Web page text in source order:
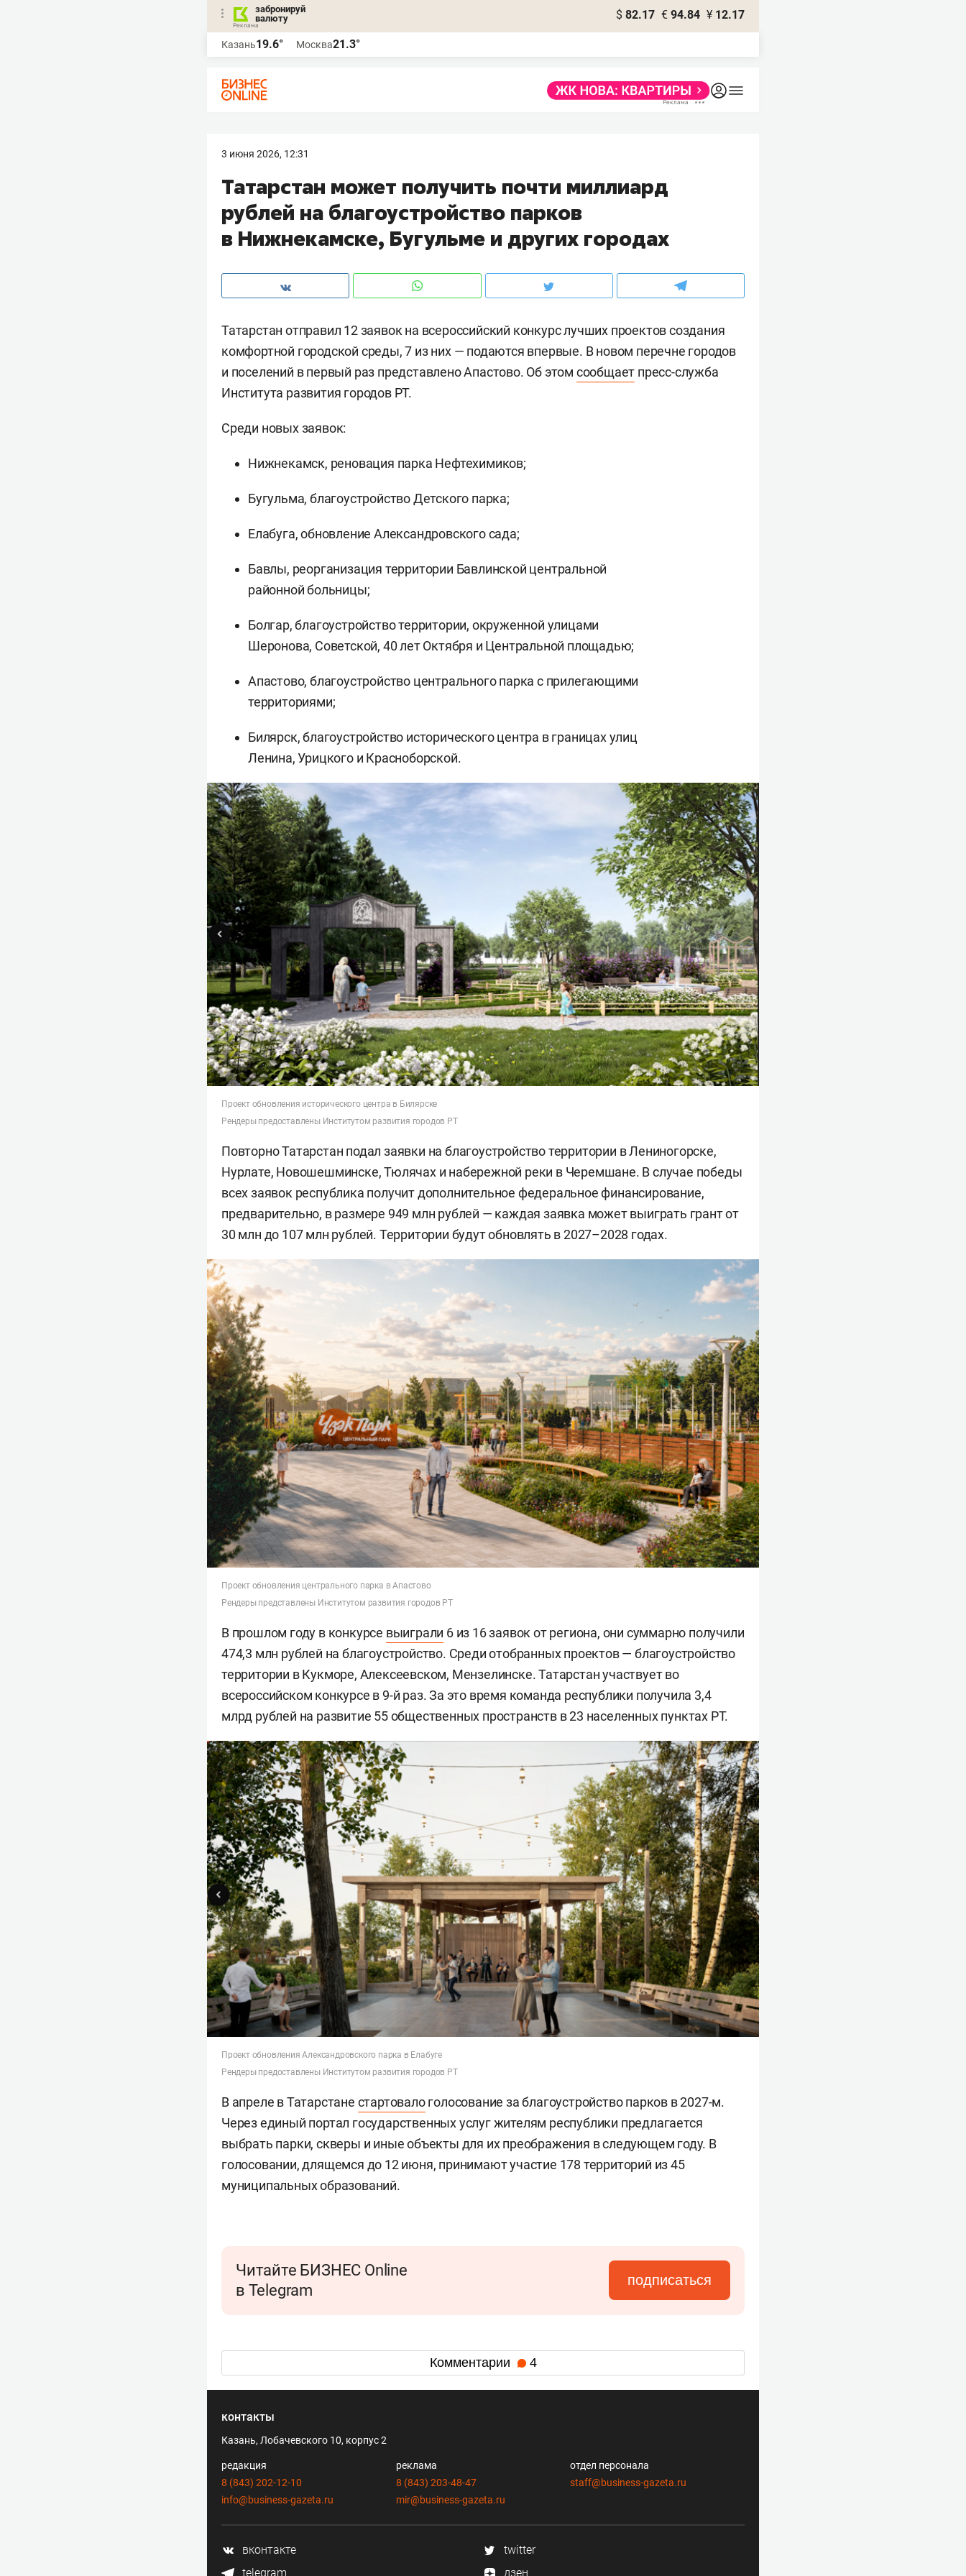
забронируй
валюту
$ 82.17 € 94.84 ¥ 12.17
Казань19.6° Москва21.3°
3 июня 2026, 12:31
Татарстан может получить почти миллиард
рублей на благоустройство парков
в Нижнекамске, Бугульме и других городах
Татарстан отправил 12 заявок на всероссийский конкурс лучших проектов создания
комфортной городской среды, 7 из них — подаются впервые. В новом перечне городов
и поселений в первый раз представлено Апастово. Об этом сообщает пресс-служба
Института развития городов РТ.
Среди новых заявок:
Нижнекамск, реновация парка Нефтехимиков;
Бугульма, благоустройство Детского парка;
Елабуга, обновление Александровского сада;
Бавлы, реорганизация территории Бавлинской центральной
районной больницы;
Болгар, благоустройство территории, окруженной улицами
Шеронова, Советской, 40 лет Октября и Центральной площадью;
Апастово, благоустройство центрального парка с прилегающими
территориями;
Билярск, благоустройство исторического центра в границах улиц
Ленина, Урицкого и Красноборской.
Проект обновления исторического центра в Билярске
Рендеры предоставлены Институтом развития городов РТ
Повторно Татарстан подал заявки на благоустройство территории в Лениногорске,
Нурлате, Новошешминске, Тюлячах и набережной реки в Черемшане. В случае победы
всех заявок республика получит дополнительное федеральное финансирование,
предварительно, в размере 949 млн рублей — каждая заявка может выиграть грант от
30 млн до 107 млн рублей. Территории будут обновлять в 2027–2028 годах.
Проект обновления центрального парка в Апастово
Рендеры представлены Институтом развития городов РТ
В прошлом году в конкурсе выиграли 6 из 16 заявок от региона, они суммарно получили
474,3 млн рублей на благоустройство. Среди отобранных проектов — благоустройство
территории в Кукморе, Алексеевском, Мензелинске. Татарстан участвует во
всероссийском конкурсе в 9-й раз. За это время команда республики получила 3,4
млрд рублей на развитие 55 общественных пространств в 23 населенных пунктах РТ.
Проект обновления Александровского парка в Елабуге
Рендеры предоставлены Институтом развития городов РТ
В апреле в Татарстане стартовалоголосование за благоустройство парков в 2027-м.
Через единый портал государственных услуг жителям республики предлагается
выбрать парки, скверы и иные объекты для их преображения в следующем году. В
голосовании, длящемся до 12 июня, принимают участие 178 территорий из 45
муниципальных образований.
Читайте БИЗНЕС Online
в Telegram
подписаться
Комментарии 4
контакты
Казань, Лобачевского 10, корпус 2
редакция
8 (843) 202-12-10
info@business-gazeta.ru
реклама
8 (843) 203-48-47
mir@business-gazeta.ru
отдел персонала
staff@business-gazeta.ru
вконтакте
twitter
telegram
дзен